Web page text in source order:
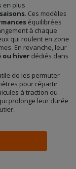
en plus
. Ces modèles
équilibrées
à chaque
qui roulent en zone
En revanche, leur
ou hiver dédiés dans
de les permuter
pour répartir
à traction ou
prolonge leur durée